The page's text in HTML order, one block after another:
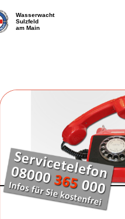
Wasserwacht
Sulzfeld
am Main